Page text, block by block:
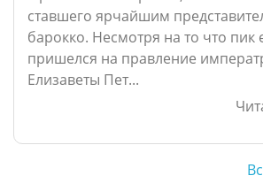
ставшего ярчайшим
барокко. Несмотря на то что пик
пришелся на правление
Елизаветы Пет...